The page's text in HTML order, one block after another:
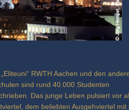
RWTH Aachen und den
sind rund 40.000 Studenten
Das junge Leben pulsiert vor
dem beliebten Ausgehviertel mit